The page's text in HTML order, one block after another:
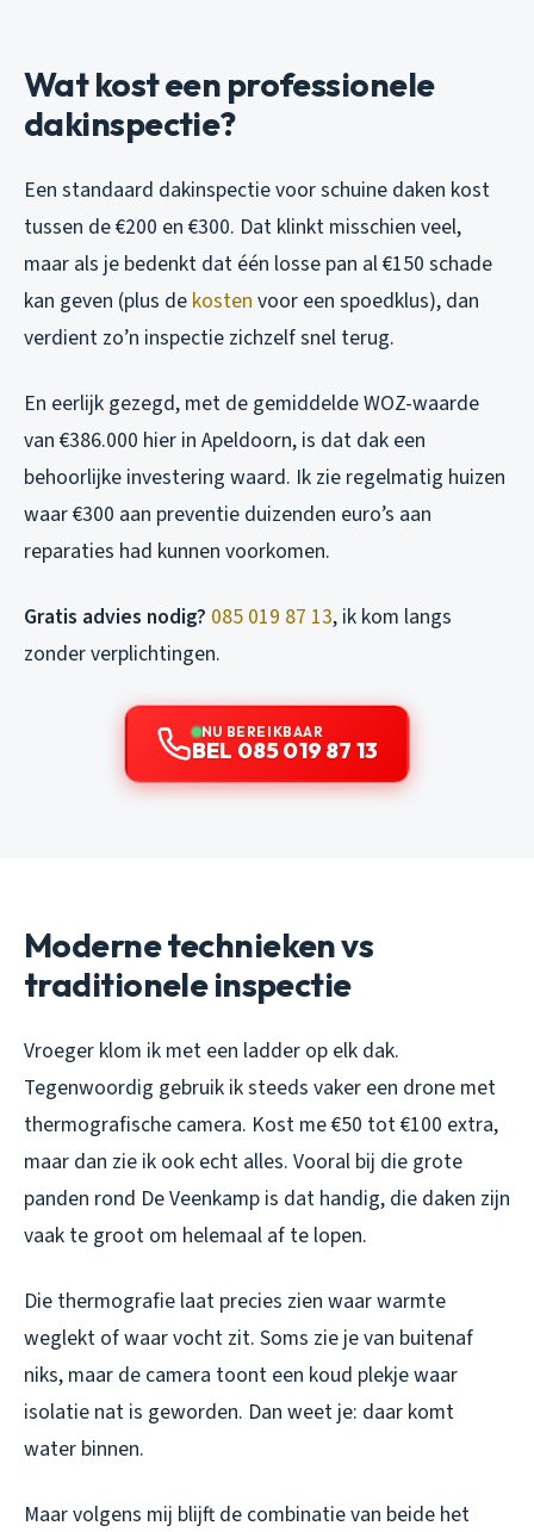
Wat kost een professionele
dakinspectie?
Een standaard dakinspectie voor schuine daken kost
tussen de €200 en €300. Dat klinkt misschien veel,
maar als je bedenkt dat één losse pan al €150 schade
kan geven (plus de kosten voor een spoedklus), dan
verdient zo’n inspectie zichzelf snel terug.
En eerlijk gezegd, met de gemiddelde WOZ-waarde
van €386.000 hier in Apeldoorn, is dat dak een
behoorlijke investering waard. Ik zie regelmatig huizen
waar €300 aan preventie duizenden euro’s aan
reparaties had kunnen voorkomen.
Gratis advies nodig? 085 019 87 13, ik kom langs
zonder verplichtingen.
NU BEREIKBAAR
BEL 085 019 87 13
Moderne technieken vs
traditionele inspectie
Vroeger klom ik met een ladder op elk dak.
Tegenwoordig gebruik ik steeds vaker een drone met
thermografische camera. Kost me €50 tot €100 extra,
maar dan zie ik ook echt alles. Vooral bij die grote
panden rond De Veenkamp is dat handig, die daken zijn
vaak te groot om helemaal af te lopen.
Die thermografie laat precies zien waar warmte
weglekt of waar vocht zit. Soms zie je van buitenaf
niks, maar de camera toont een koud plekje waar
isolatie nat is geworden. Dan weet je: daar komt
water binnen.
Maar volgens mij blijft de combinatie van beide het